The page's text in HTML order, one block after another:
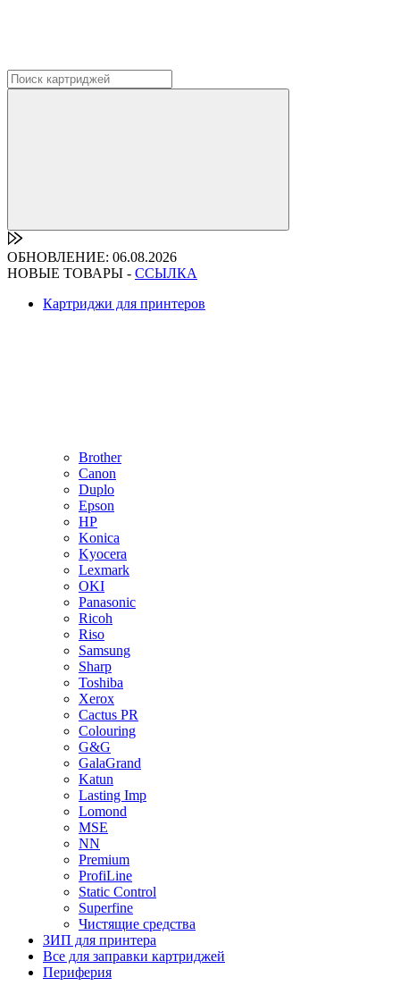
ОБНОВЛЕНИЕ: 06.08.2026
НОВЫЕ ТОВАРЫ - ССЫЛКА
Картриджи для принтеров
Brother
Canon
Duplo
Epson
HP
Konica
Kyocera
Lexmark
OKI
Panasonic
Ricoh
Riso
Samsung
Sharp
Toshiba
Xerox
Cactus PR
Colouring
G&G
GalaGrand
Katun
Lasting Imp
Lomond
MSE
NN
Premium
ProfiLine
Static Control
Superfine
Чистящие средства
ЗИП для принтера
Все для заправки картриджей
Периферия